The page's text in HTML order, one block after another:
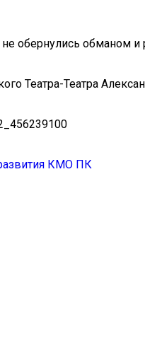
обернулись обманом
Театра-Театра
КМО ПК